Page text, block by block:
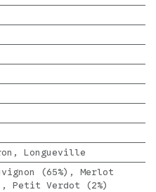
Longueville
(65%), Merlot
Petit Verdot (2%)